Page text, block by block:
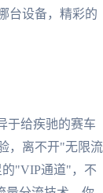
台设备，精彩的
于给疾驰的赛车
，离不开"无限流
"VIP通道"，不